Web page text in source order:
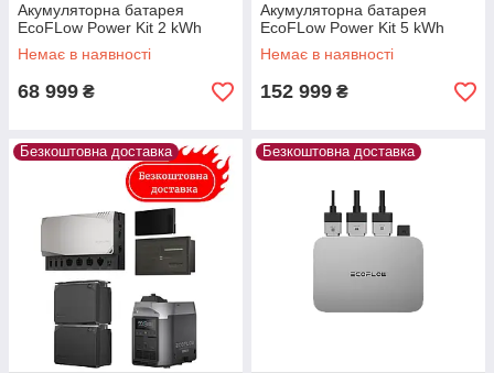
Акумуляторна батарея
EcoFLow Power Kit 2 kWh
Немає в наявності
68 999 ₴
Акумуляторна батарея
EcoFLow Power Kit 5 kWh
Немає в наявності
152 999 ₴
Безкоштовна доставка Безкоштовна доставка